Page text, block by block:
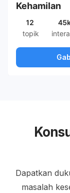
Kehamilan
12
topik
Dapatkan
masalah